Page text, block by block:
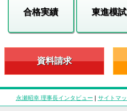
合格実績 東進模試
資料請求
永瀬昭幸 理事長インタビュー | サイトマ